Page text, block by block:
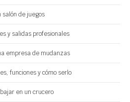
de juegos
y salidas profesionales
empresa de mudanzas
funciones y cómo serlo
en un crucero